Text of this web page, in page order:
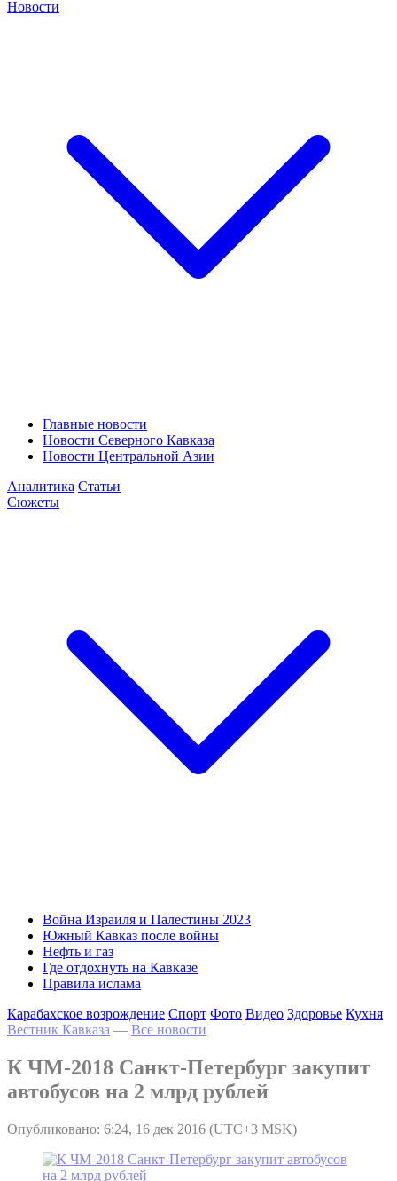
Новости
Главные новости
Новости Северного Кавказа
Новости Центральной Азии
Аналитика Статьи
Сюжеты
Война Израиля и Палестины 2023
Южный Кавказ после войны
Нефть и газ
Где отдохнуть на Кавказе
Правила ислама
Карабахское возрождение Спорт Фото Видео Здоровье Кухня
Вестник Кавказа — Все новости
К ЧМ-2018 Санкт-Петербург закупит
автобусов на 2 млрд рублей
Опубликовано: 6:24, 16 дек 2016 (UTC+3 MSK)